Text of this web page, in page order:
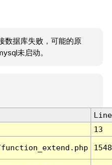
数据库失败，可能的原
未启动。
Line
13
1548